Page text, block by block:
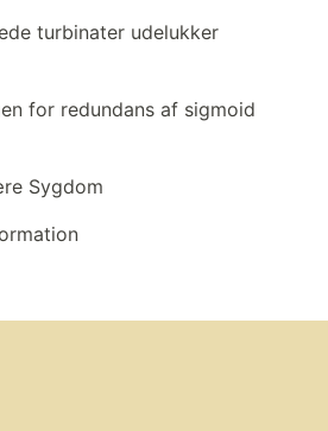
turbinater udelukker
for redundans af sigmoid
Sygdom